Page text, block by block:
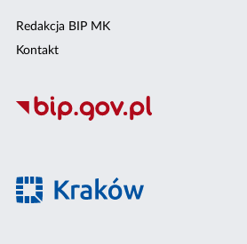
Redakcja BIP MK
Kontakt